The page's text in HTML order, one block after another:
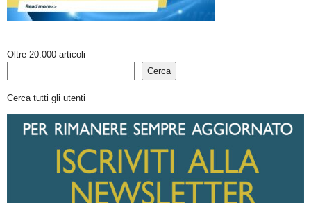
Oltre 20.000 articoli
Cerca
Cerca tutti gli utenti